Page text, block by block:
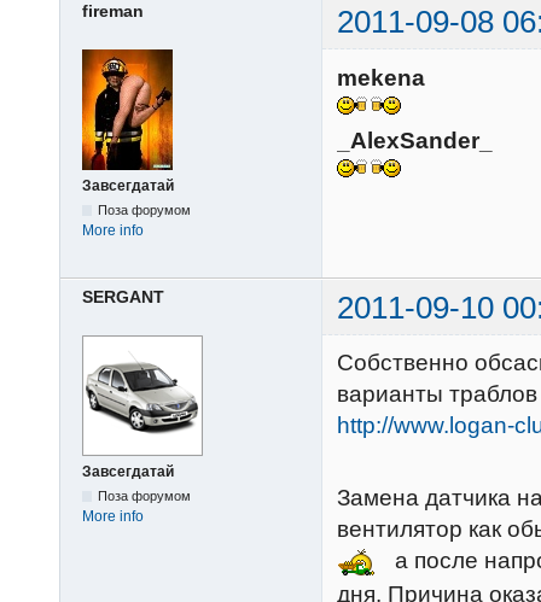
fireman 2011-09-08
Завсегдатай
Поза форумом
More info
mekena
_AlexSander_
SERGANT 2011-09-10
Завсегдатай
Поза форумом
More info
Собственно
варианты
http://www.logan-
Замена датчика
вентилятор как
а после
дня. Причина